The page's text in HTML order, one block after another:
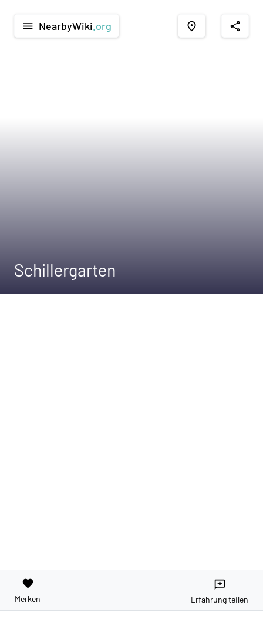
menu NearbyWiki .org place share
Schillergarten
favorite
Merken
reviews
Erfahrung teilen